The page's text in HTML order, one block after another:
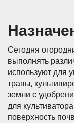
Сегодня
выполнять
используют для
травы,
земли с
для
поверхность